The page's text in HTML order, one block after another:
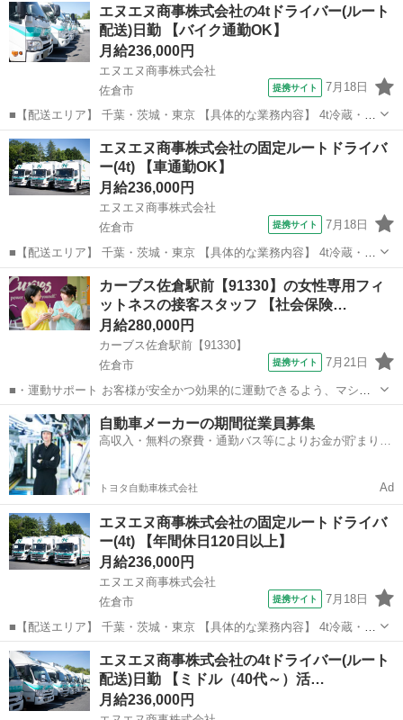
エヌエヌ商事株式会社の4tドライバー(ルート
配送)日勤 【バイク通勤OK】
月給236,000円
エヌエヌ商事株式会社
佐倉市
提携サイト 7月18日
■【配送エリア】 千葉・茨城・東京 【具体的な業務内容】 4t冷蔵・冷
凍車を使用し、大手スーパーや大手飲食チェーン店、ドラッグストア
各店舗、工場・物流センターへの配送業務を担当していただきます。
商品の陳列作業はありません。...
千葉 佐倉市
エヌエヌ商事株式会社の固定ルートドライバ
ー(4t) 【車通勤OK】
月給236,000円
エヌエヌ商事株式会社
佐倉市
提携サイト 7月18日
■【配送エリア】 千葉・茨城・東京 【具体的な業務内容】 4t冷蔵・冷
凍車を使用し、大手スーパーや大手飲食チェーン店、ドラッグストア
各店舗、工場・物流センターへの配送業務を担当していただきます。
商品の陳列作業はありません。...
千葉 佐倉市 その他
カーブス佐倉駅前【91330】の女性専用フィ
ットネスの接客スタッフ 【社会保険…
月給280,000円
カーブス佐倉駅前【91330】
佐倉市
提携サイト 7月21日
■・運動サポート お客様が安全かつ効果的に運動できるよう、マシン
の使い方をアドバイスします。運動が初めての方や苦手な方がほとん
どなので、難しい指導はありません。「今日はこの動きを意識しまし
ょう！」といったお声がけをしながら、...
千葉 佐倉市 その他
自動車メーカーの期間従業員募集
高収入・無料の寮費・通勤バス等によりお金が貯まりや
トヨタ自動車株式会社 Ad
エヌエヌ商事株式会社の固定ルートドライバ
ー(4t) 【年間休日120日以上】
月給236,000円
エヌエヌ商事株式会社
佐倉市
提携サイト 7月18日
■【配送エリア】 千葉・茨城・東京 【具体的な業務内容】 4t冷蔵・冷
凍車を使用し、大手スーパーや大手飲食チェーン店、ドラッグストア
各店舗、工場・物流センターへの配送業務を担当していただきます。
商品の陳列作業はありません。...
千葉 佐倉市
エヌエヌ商事株式会社の4tドライバー(ルート
配送)日勤 【ミドル（40代～）活…
月給236,000円